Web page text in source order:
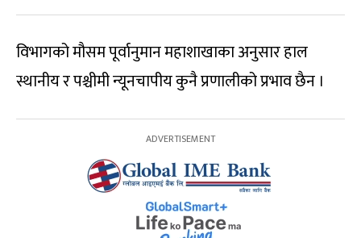
विभागको मौसम पूर्वानुमान महाशाखाका अनुसार हाल
स्थानीय र पश्चीमी न्यूनचापीय कुनै प्रणालीको प्रभाव छैन ।